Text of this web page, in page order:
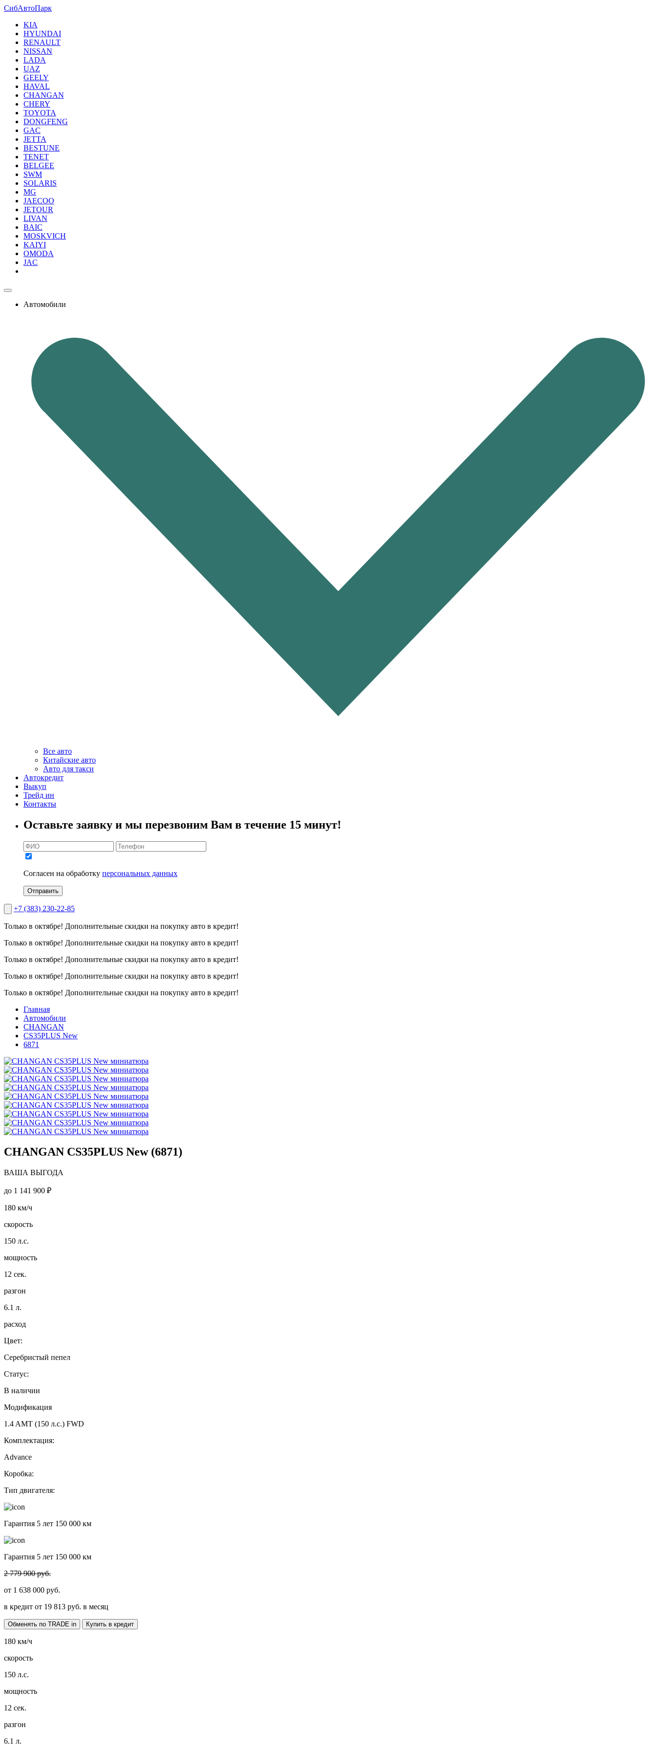
СибАвтоПарк
KIA
HYUNDAI
RENAULT
NISSAN
LADA
UAZ
GEELY
HAVAL
CHANGAN
CHERY
TOYOTA
DONGFENG
GAC
JETTA
BESTUNE
TENET
BELGEE
SWM
SOLARIS
MG
JAECOO
JETOUR
LIVAN
BAIC
MOSKVICH
KAIYI
OMODA
JAC
Автомобили
Все авто
Китайские авто
Авто для такси
Автокредит
Выкуп
Трейд ин
Контакты
Оставьте заявку и мы перезвоним Вам в течение 15 минут!
Согласен на обработку персональных данных
Отправить
+7 (383) 230-22-85
Только в октябре! Дополнительные скидки на покупку авто в кредит!
Только в октябре! Дополнительные скидки на покупку авто в кредит!
Только в октябре! Дополнительные скидки на покупку авто в кредит!
Только в октябре! Дополнительные скидки на покупку авто в кредит!
Только в октябре! Дополнительные скидки на покупку авто в кредит!
Главная
Автомобили
CHANGAN
CS35PLUS New
6871
CHANGAN CS35PLUS New (6871)
ВАША ВЫГОДА
до 1 141 900 ₽
180 км/ч
скорость
150 л.с.
мощность
12 сек.
разгон
6.1 л.
расход
Цвет:
Серебристый пепел
Статус:
В наличии
Модификация
1.4 AMT (150 л.с.) FWD
Комплектация:
Advance
Коробка:
Тип двигателя:
Гарантия 5 лет 150 000 км
Гарантия 5 лет 150 000 км
2 779 900 руб.
от 1 638 000 руб.
в кредит от 19 813 руб. в месяц
Обменять по TRADE in Купить в кредит
180 км/ч
скорость
150 л.с.
мощность
12 сек.
разгон
6.1 л.